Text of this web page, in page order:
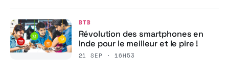
BTB
Révolution des smartphones en
Inde pour le meilleur et le pire !
21 SEP · 16H53